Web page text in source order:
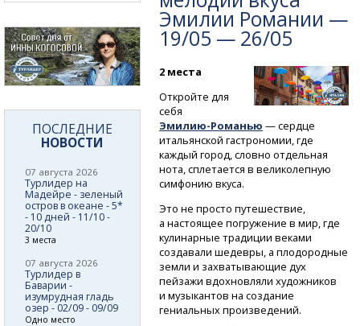
Эмилии Романии —
19/05 — 26/05
2 места
Откройте для
себя
Эмилию-Романью — сердце
итальянской гастрономии, где
каждый город, словно отдельная
нота, сплетается в великолепную
симфонию вкуса.
Это не просто путешествие,
а настоящее погружение в мир, где
кулинарные традиции веками
создавали шедевры, а плодородные
земли и захватывающие дух
пейзажи вдохновляли художников
и музыкантов на создание
гениальных произведений.
ПОСЛЕДНИЕ
НОВОСТИ
07 августа 2026
Турлидер на
Мадейре - зеленый
остров в океане - 5*
- 10 дней - 11/10 -
20/10
3 места
07 августа 2026
Турлидер в
Баварии -
изумрудная гладь
озер - 02/09 - 09/09
Одно место